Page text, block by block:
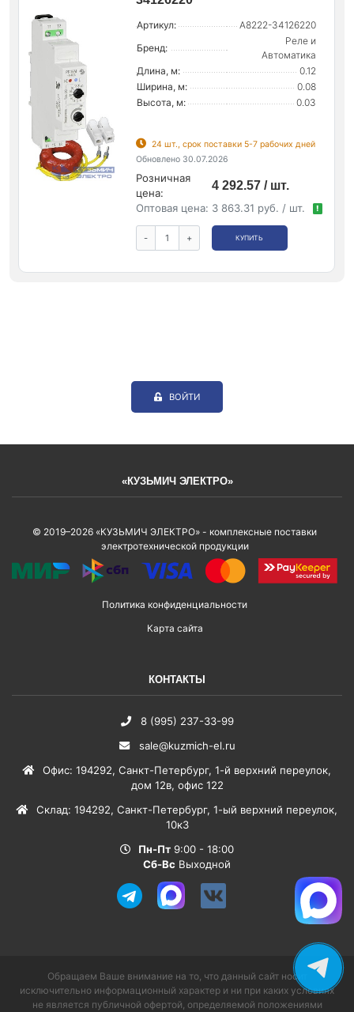
Артикул:
A8222-34126220
Бренд:
Реле и
Автоматика
Длина, м:
0.12
Ширина, м:
0.08
Высота, м:
0.03
24 шт., срок поставки 5-7 рабочих дней
Обновлено 30.07.2026
Розничная
цена:
4 292.57 / шт.
Оптовая цена: 3 863.31 руб. / шт. !
- + КУПИТЬ
ВОЙТИ
«КУЗЬМИЧ ЭЛЕКТРО»
© 2019–2026 «КУЗЬМИЧ ЭЛЕКТРО» - комплексные поставки
электротехнической продукции
Политика конфиденциальности
Карта сайта
КОНТАКТЫ
8 (995) 237-33-99
sale@kuzmich-el.ru
Офис: 194292, Санкт-Петербург, 1-й верхний переулок,
дом 12в, офис 122
Склад: 194292, Санкт-Петербург, 1-ый верхний переулок,
10к3
Пн-Пт 9:00 - 18:00
Сб-Вс Выходной
Обращаем Ваше внимание на то, что данный сайт носит
исключительно информационный характер и ни при каких условиях
не является публичной офертой, определяемой положениями